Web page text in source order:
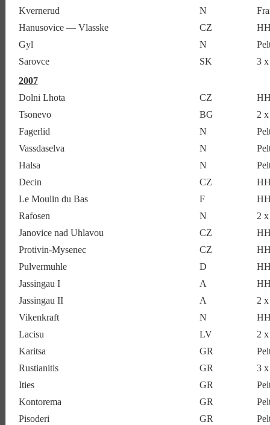
Kvernerud
N
Hanusovice — Vlasske
CZ
Gyl
N
Sarovce
SK
3
2007
Dolni Lhota
CZ
Tsonevo
BG
2
Fagerlid
N
Vassdaselva
N
Halsa
N
Decin
CZ
Le Moulin du Bas
F
Rafosen
N
2
Janovice nad Uhlavou
CZ
Protivin-Mysenec
CZ
Pulvermuhle
D
Jassingau I
A
Jassingau II
A
2
Vikenkraft
N
Lacisu
LV
2
Karitsa
GR
Rustianitis
GR
3
Ities
GR
Kontorema
GR
Pisoderi
GR